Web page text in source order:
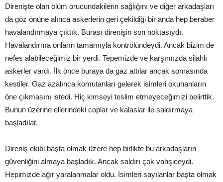
Direnişte olan ölüm orucundakilerin sağlığını ve diğer arkadaşları
da göz önüne alınca askerlerin geri çekildiği bir anda hep beraber
havalandırmaya çıktık. Burası direnişin son noktasıydı.
Havalandırma onların tamamıyla kontrölündeydi. Ancak bizim de
nefes alabileceğimiz bir yerdi. Tepemizde ve karşımızda silahlı
askerler vardı. İlk önce buraya da gaz attılar ancak sonrasında
kestiler. Gaz azalınca komutanları gelerek isimleri okunanların
öne çıkmasını istedi. Hiç kimseyi teslim etmeyeceğimizi belirttik.
Bunun üzerine ellerindeki coplar ve kalaslar ile saldırmaya
başladılar.
Direniş ekibi başta olmak üzere hep birlikte bu arkadaşların
güvenliğini almaya başladık. Ancak saldırı çok vahşiceydi.
Hepimizde ağır yaralanmalar oldu. İsimleri sayılanlar başta olmak